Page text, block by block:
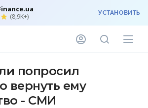
(8,9K+) УСТАНОВИТЬ
попросил
вернуть ему
- СМИ